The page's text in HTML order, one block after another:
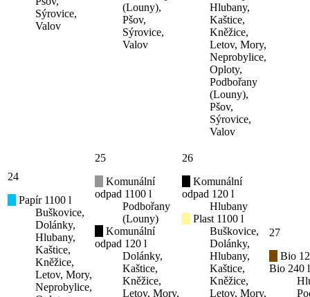
Sýrovice,
Valov
(Louny),
Pšov,
Sýrovice,
Valov
Hlubany,
Kaštice,
Kněžice,
Letov, Mory,
Neprobylice,
Oploty,
Podbořany
(Louny),
Pšov,
Sýrovice,
Valov
24
Papír 1100 l
Buškovice,
Dolánky,
Hlubany,
Kaštice,
Kněžice,
Letov, Mory,
Neprobylice,
25
Komunální
odpad 1100 l
Podbořany
(Louny)
Komunální
odpad 120 l
Dolánky,
Kaštice,
Kněžice,
Letov, Mory,
26
Komunální
odpad 120 l
Hlubany
Plast 1100 l
Buškovice,
Dolánky,
Hlubany,
Kaštice,
Kněžice,
Letov, Mory,
27
Bio
Bio 240 l